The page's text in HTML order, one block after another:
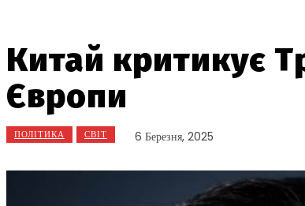
Китай критикує
Європи
ПОЛІТИКА СВІТ 6 Березня, 2025